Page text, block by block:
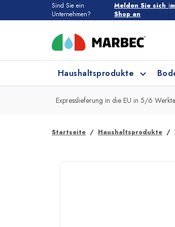
Sind Sie ein
Unternehmen?
Melden Sie sich
Shop an
Haushaltsprodukte
Haushaltsprodukte
Alle Bodenprodukte
Expresslieferung in die EU in 5/6
Startseite Haushaltsprodukte